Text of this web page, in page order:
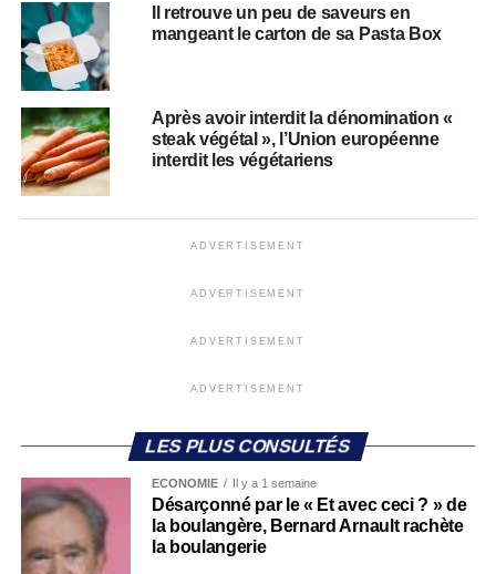
Il retrouve un peu de saveurs en
mangeant le carton de sa Pasta Box
Après avoir interdit la dénomination «
steak végétal », l’Union européenne
interdit les végétariens
ADVERTISEMENT
ADVERTISEMENT
ADVERTISEMENT
ADVERTISEMENT
LES PLUS CONSULTÉS
ECONOMIE Il y a 1 semaine
Désarçonné par le « Et avec ceci ? » de
la boulangère, Bernard Arnault rachète
la boulangerie